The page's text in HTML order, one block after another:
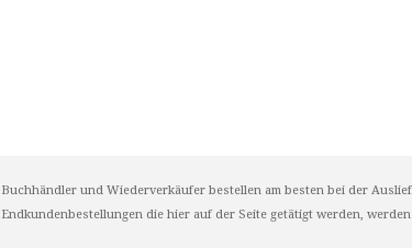
Buchhändler und Wiederverkäufer bestellen am besten bei der
Endkundenbestellungen die hier auf der Seite getätigt werden,